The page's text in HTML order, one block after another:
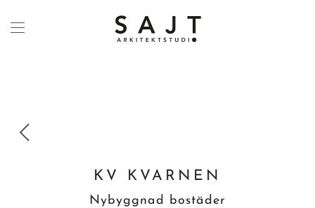
Skip to main content
KV KVARNEN
Nybyggnad bostäder